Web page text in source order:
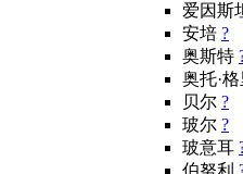
爱因斯
安培 ?
奥斯特
奥托·
贝尔 ?
玻尔 ?
玻意耳